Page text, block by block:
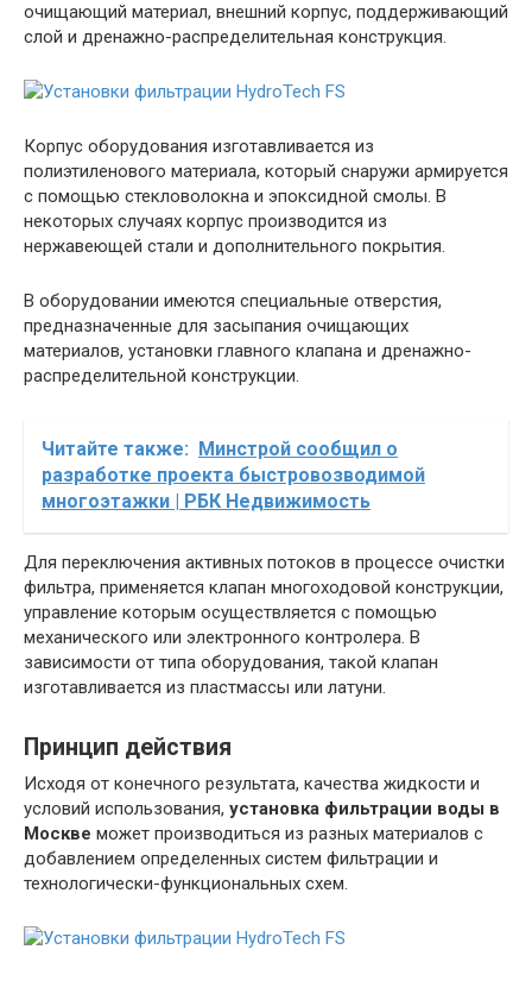
очищающий материал, внешний корпус, поддерживающий
слой и дренажно-распределительная конструкция.
Корпус оборудования изготавливается из
полиэтиленового материала, который снаружи армируется
с помощью стекловолокна и эпоксидной смолы. В
некоторых случаях корпус производится из
нержавеющей стали и дополнительного покрытия.
В оборудовании имеются специальные отверстия,
предназначенные для засыпания очищающих
материалов, установки главного клапана и дренажно-
распределительной конструкции.
Читайте также: Минстрой сообщил о
разработке проекта быстровозводимой
многоэтажки | РБК Недвижимость
Для переключения активных потоков в процессе очистки
фильтра, применяется клапан многоходовой конструкции,
управление которым осуществляется с помощью
механического или электронного контролера. В
зависимости от типа оборудования, такой клапан
изготавливается из пластмассы или латуни.
Принцип действия
Исходя от конечного результата, качества жидкости и
условий использования, установка фильтрации воды в
Москве может производиться из разных материалов с
добавлением определенных систем фильтрации и
технологически-функциональных схем.